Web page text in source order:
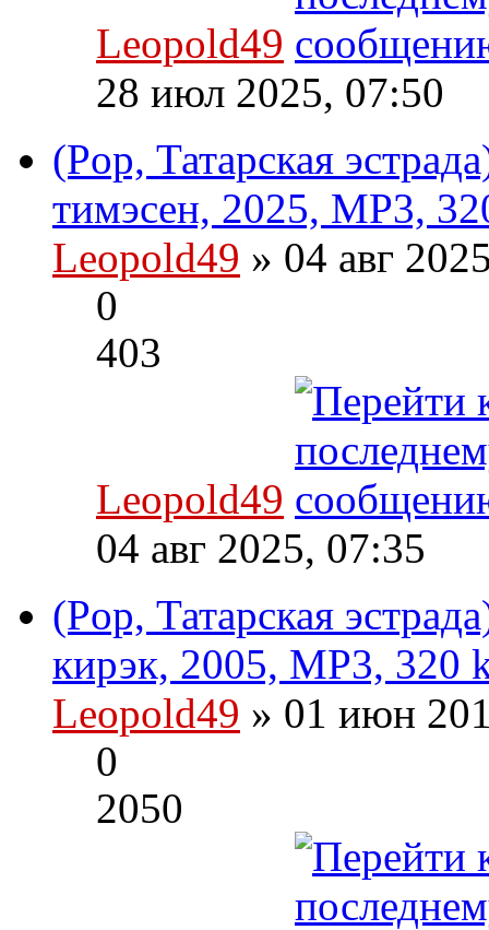
Leopold49
28 июл 2025, 07:50
(Pop, Татарская
тимэсен, 2025, MP3,
Leopold49 » 04 авг
0
403
Leopold49
04 авг 2025, 07:35
(Pop, Татарская
кирэк, 2005, MP3, 320
Leopold49 » 01 июн
0
2050